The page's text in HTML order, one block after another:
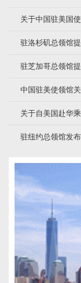
关于中国驻美国
驻洛杉矶总领馆
驻芝加哥总领馆
中国驻美使领馆
关于自美国赴华
驻纽约总领馆发